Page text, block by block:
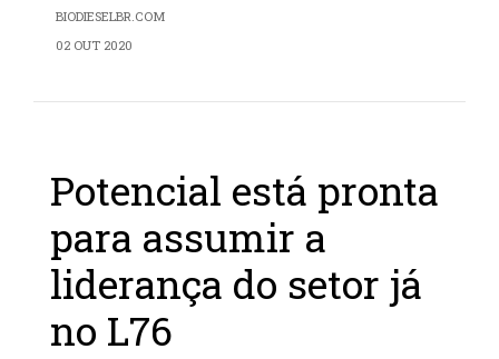
BIODIESELBR.COM
02 OUT 2020
Potencial está pronta
para assumir a
liderança do setor já
no L76